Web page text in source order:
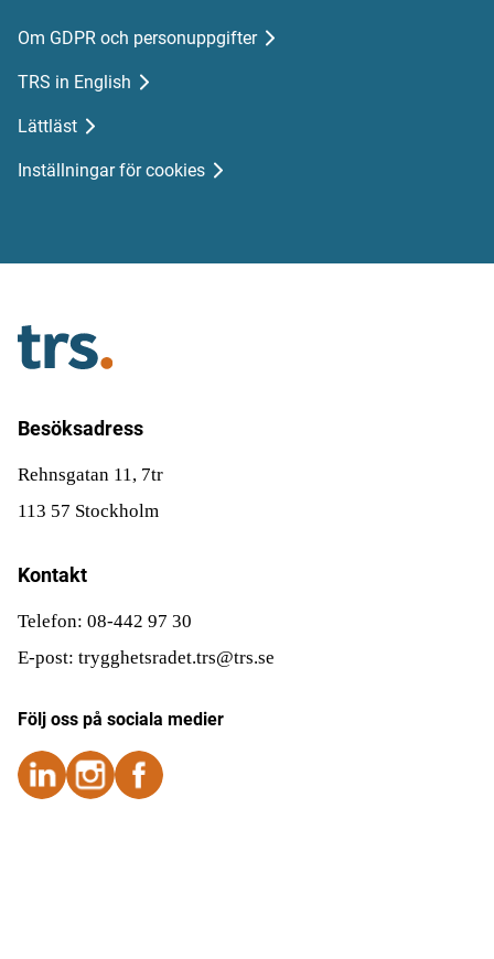
Om GDPR och personuppgifter
TRS in English
Lättläst
Inställningar för cookies
Besöksadress
Rehnsgatan 11, 7tr
113 57 Stockholm
Kontakt
Telefon: 08-442 97 30
E-post: trygghetsradet.trs@trs.se
Följ oss på sociala medier
Följ oss på Instagram
Följ oss på Instagram